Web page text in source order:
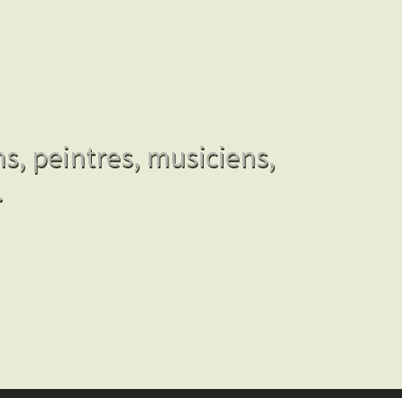
peintres, musiciens,